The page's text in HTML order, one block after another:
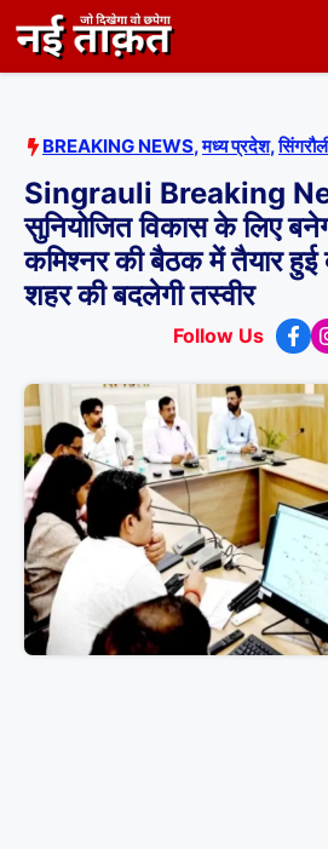
to
content
BREAKING NEWS,मध्य प्रदेश,
Singrauli Breaking
सुनियोजित विकास के लिए
कमिश्नर की बैठक में तैयार हुई
शहर की बदलेगी तस्वीर
Follow Us